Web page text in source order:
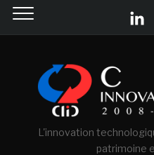
L'innovation
patrimoine